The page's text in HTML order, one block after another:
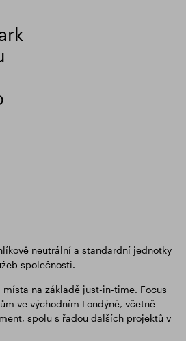
neutrální a standardní jednotky
společnosti.
na základě just-in-time. Focus
ve východním Londýně, včetně
spolu s řadou dalších projektů v